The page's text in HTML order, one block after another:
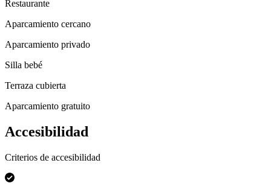
Restaurante
Aparcamiento cercano
Aparcamiento privado
Silla bebé
Terraza cubierta
Aparcamiento gratuito
Accesibilidad
Criterios de accesibilidad